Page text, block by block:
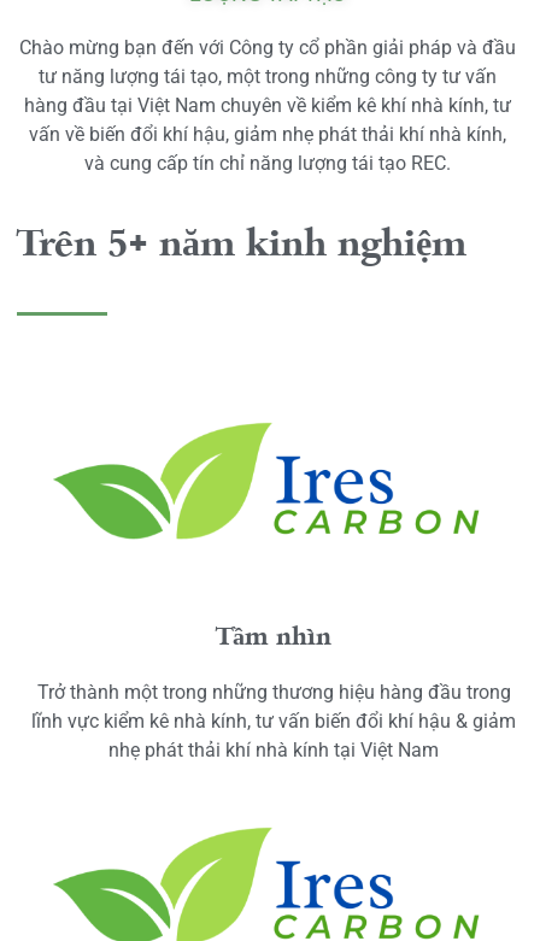
Chào mừng bạn đến với Công ty cổ phần giải pháp và đầu
tư năng lượng tái tạo, một trong những công ty tư vấn
hàng đầu tại Việt Nam chuyên về kiểm kê khí nhà kính, tư
vấn về biến đổi khí hậu, giảm nhẹ phát thải khí nhà kính,
và cung cấp tín chỉ năng lượng tái tạo REC.
Trên 5+ năm kinh nghiệm
Tầm nhìn
Trở thành một trong những thương hiệu hàng đầu trong
lĩnh vực kiểm kê nhà kính, tư vấn biến đổi khí hậu & giảm
nhẹ phát thải khí nhà kính tại Việt Nam